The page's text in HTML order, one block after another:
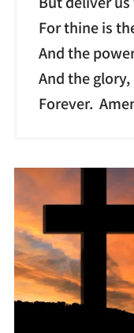
For thine is
And the
And the glory,
Forever.